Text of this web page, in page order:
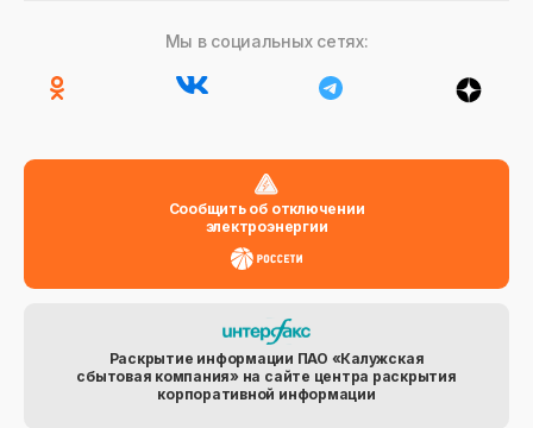
Мы в социальных сетях:
Сообщить об отключении
электроэнергии
Раскрытие информации ПАО «Калужская
сбытовая компания» на сайте центра раскрытия
корпоративной информации